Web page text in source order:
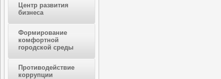
Центр развития
бизнеса
Формирование
комфортной
городской среды
Противодействие
коррупции